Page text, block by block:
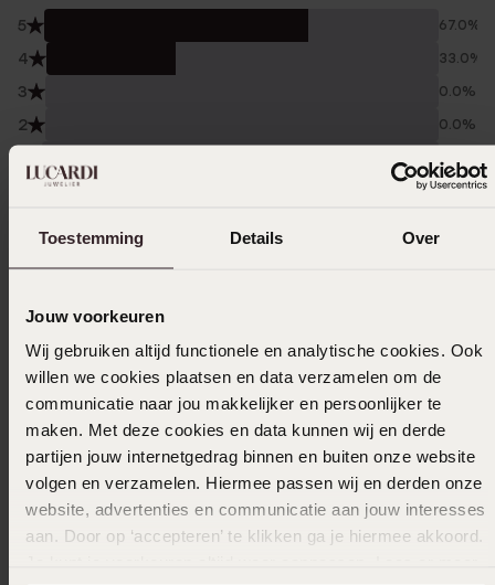
Toestemming Details Over
Jouw voorkeuren
Wij gebruiken altijd functionele en analytische cookies. Ook
willen we cookies plaatsen en data verzamelen om de
communicatie naar jou makkelijker en persoonlijker te
maken. Met deze cookies en data kunnen wij en derde
partijen jouw internetgedrag binnen en buiten onze website
volgen en verzamelen. Hiermee passen wij en derden onze
website, advertenties en communicatie aan jouw interesses
aan. Door op ‘accepteren’ te klikken ga je hiermee akkoord.
5 67.0%
4 33.0%
3 0.0%
2 0.0%
0.0%
Trusted shops
Filter
10-12-2025 - Corina B.
05-02-2025 - Artie